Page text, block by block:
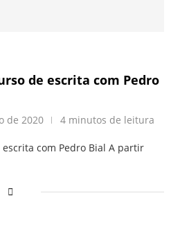
de escrita com Pedro
de 2020 4 minutos de leitura
com Pedro Bial A partir